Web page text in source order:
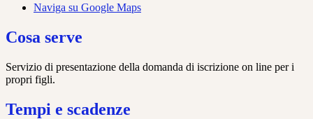
Naviga su Google Maps
Cosa serve
Servizio di presentazione della domanda di iscrizione on line per i
propri figli.
Tempi e scadenze